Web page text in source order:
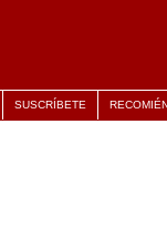
SUSCRÍBETE